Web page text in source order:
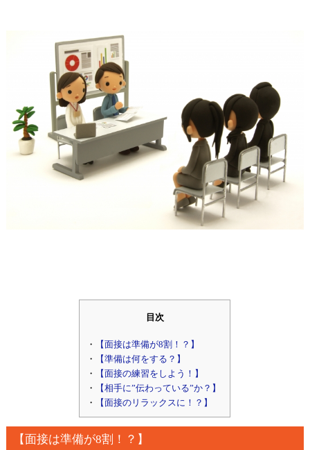
目次
【面接は準備が8割！？】
【準備は何をする？】
【面接の練習をしよう！】
【相手に”伝わっている”か？】
【面接のリラックスに！？】
【面接は準備が8割！？】